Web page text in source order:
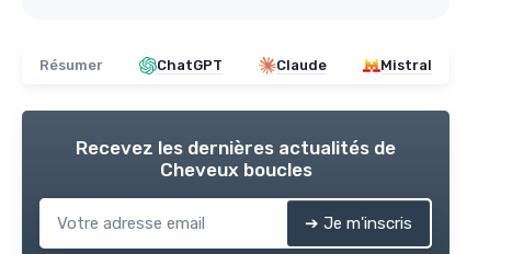
Résumer ChatGPT Claude Mistral
Recevez les dernières actualités de
Cheveux boucles
➔ Je m'inscris